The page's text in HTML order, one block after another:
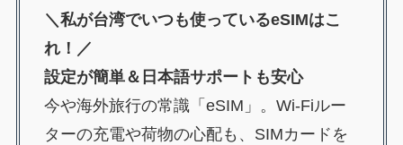
＼私が台湾でいつも使っているeSIMはこ
れ！／
設定が簡単＆日本語サポートも安心
今や海外旅行の常識「eSIM」。Wi-Fiルー
ターの充電や荷物の心配も、SIMカードを